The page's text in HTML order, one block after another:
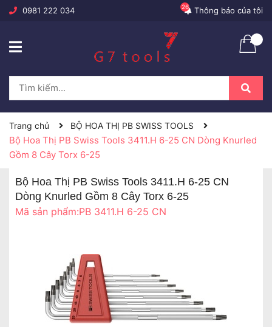
0981 222 034 Thông báo của tôi
26
Trang chủ BỘ HOA THỊ PB SWISS TOOLS
Bộ Hoa Thị PB Swiss Tools 3411.H 6-25 CN Dòng Knurled
Gồm 8 Cây Torx 6-25
Bộ Hoa Thị PB Swiss Tools 3411.H 6-25 CN
Dòng Knurled Gồm 8 Cây Torx 6-25
Mã sản phẩm:PB 3411.H 6-25 CN